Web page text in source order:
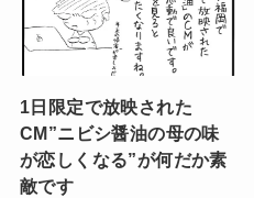
1日限定で放映された
CM”ニビシ醤油の母の味
が恋しくなる”が何だか素
敵です